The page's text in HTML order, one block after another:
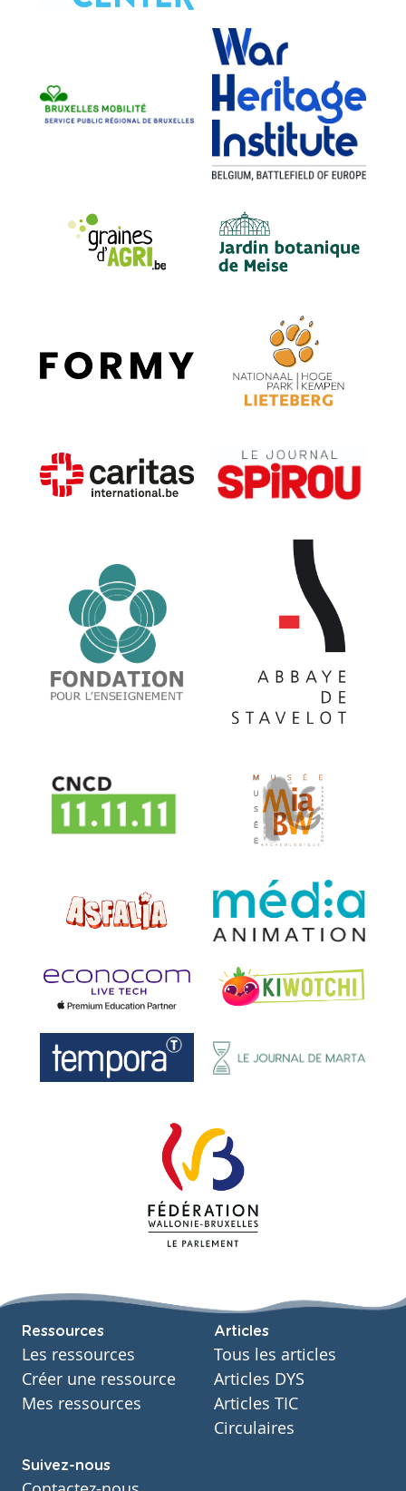
Ressources
Les ressources
Créer une ressource
Mes ressources
Articles
Tous les articles
Articles DYS
Articles TIC
Circulaires
Suivez-nous